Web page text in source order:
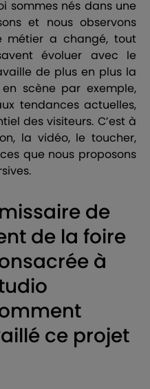
sommes nés dans une
et nous observons
métier a changé, tout
évoluer avec le
de plus en plus la
scène par exemple,
tendances actuelles,
des visiteurs. C’est à
la vidéo, le toucher,
que nous proposons
de
de la foire
à
ce projet